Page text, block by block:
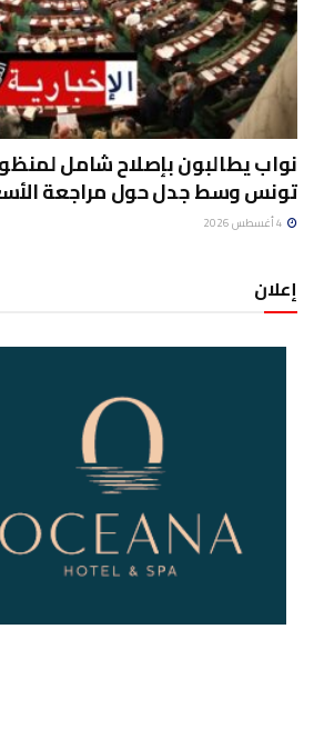
نواب يطالبون بإصلاح شامل
تونس وسط جدل حول مراجعة
إعلان